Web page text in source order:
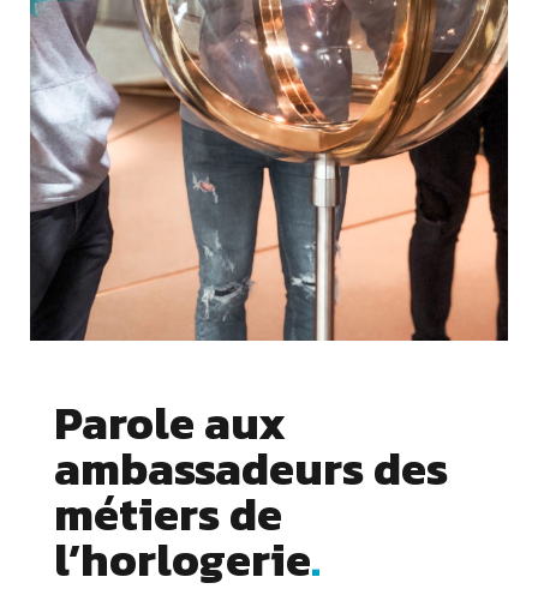
Parole aux
ambassadeurs des
métiers de
l’horlogerie